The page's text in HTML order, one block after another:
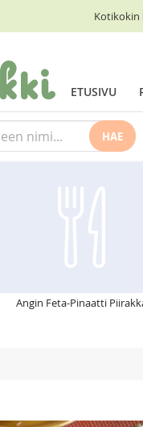
Kotikokin
ETUSIVU
HAE
Angin Feta-Pinaatti